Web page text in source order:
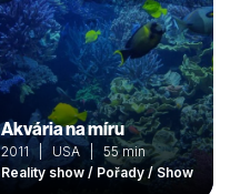
Akvária na míru
2011 | USA | 55 min
Reality show / Pořady / Show